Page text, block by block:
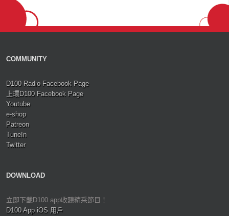
COMMUNITY
D100 Radio Facebook Page
上環D100 Facebook Page
Youtube
e-shop
Patreon
TuneIn
Twitter
DOWNLOAD
立即下載D100 app收聽精采節目！
D100 App iOS 用戶